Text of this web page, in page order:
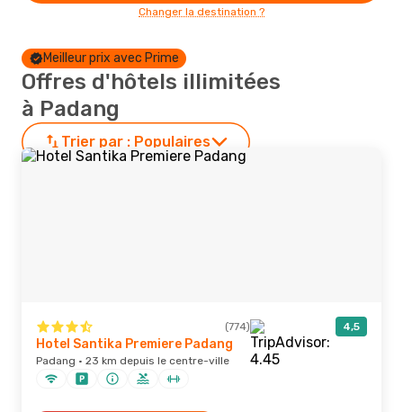
Changer la destination ?
Meilleur prix avec Prime
Offres d'hôtels illimitées
à Padang
Trier par : Populaires
(774) 4,5
Hotel Santika Premiere Padang
Padang · 23 km depuis le centre-ville